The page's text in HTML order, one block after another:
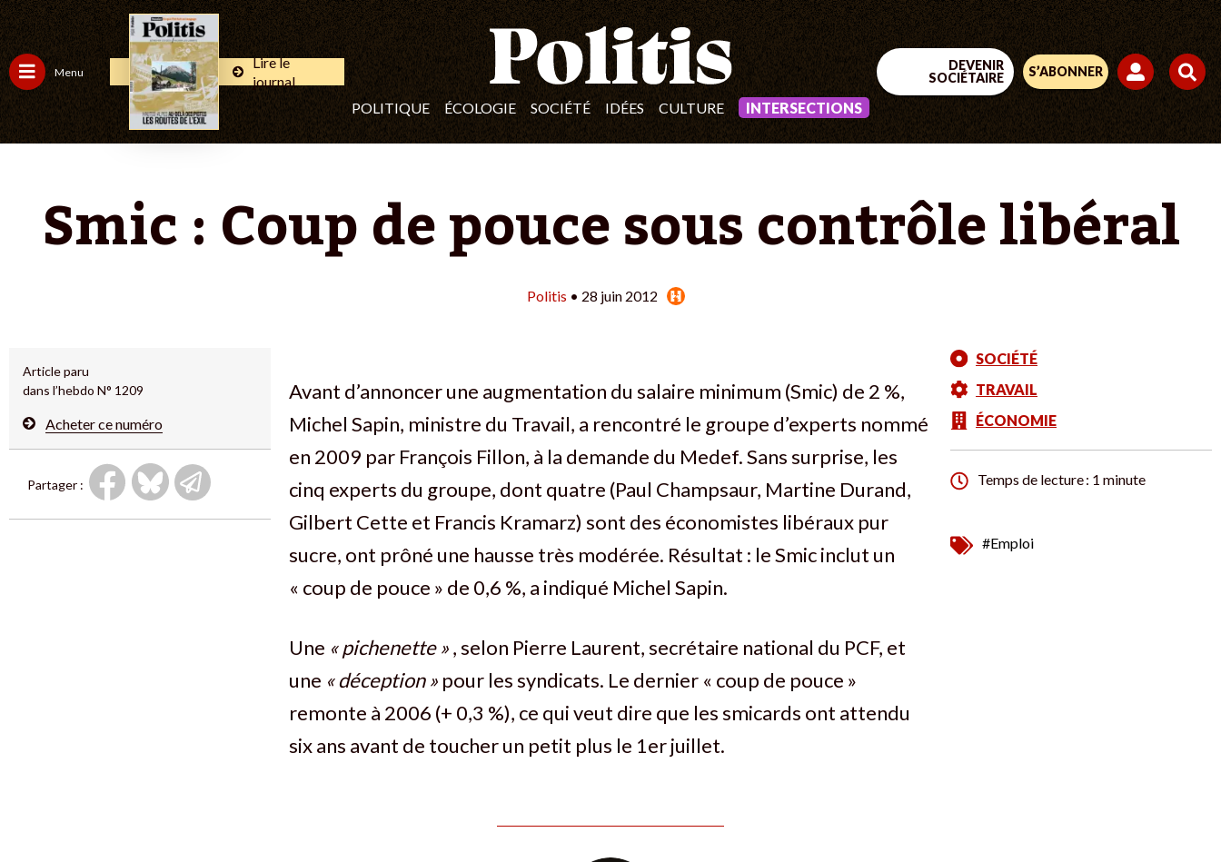
Menu
Lire le
journal
POLITIQUE
ÉCOLOGIE SOCIÉTÉ IDÉES CULTURE INTERSECTIONS
DEVENIR
SOCIÉTAIRE
S’ABONNER
Smic : Coup de pouce sous contrôle libéral
Politis • 28 juin 2012
Article paru
dans l’hebdo N° 1209
Acheter ce numéro
Partager :
Avant d’annoncer une augmentation du salaire minimum (Smic) de 2 %,
Michel Sapin, ministre du Travail, a rencontré le groupe d’experts nommé
en 2009 par François Fillon, à la demande du Medef. Sans surprise, les
cinq experts du groupe, dont quatre (Paul Champsaur, Martine Durand,
Gilbert Cette et Francis Kramarz) sont des économistes libéraux pur
sucre, ont prôné une hausse très modérée. Résultat : le Smic inclut un
« coup de pouce » de 0,6 %, a indiqué Michel Sapin.
Une « pichenette », selon Pierre Laurent, secrétaire national du PCF, et
une « déception » pour les syndicats. Le dernier « coup de pouce »
remonte à 2006 (+ 0,3 %), ce qui veut dire que les smicards ont attendu
six ans avant de toucher un petit plus le 1er juillet.
SOCIÉTÉ
TRAVAIL
ÉCONOMIE
Temps de lecture : 1 minute
#Emploi